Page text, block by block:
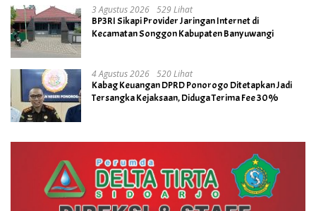
3 Agustus 2026 529 Lihat
BP3RI Sikapi Provider Jaringan Internet di
Kecamatan Songgon Kabupaten Banyuwangi
4 Agustus 2026 520 Lihat
Kabag Keuangan DPRD Ponorogo Ditetapkan Jadi
Tersangka Kejaksaan, Diduga Terima Fee 30%